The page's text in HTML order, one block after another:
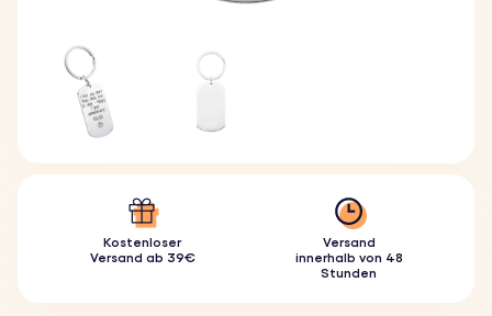
Kostenloser
Versand ab 39€
Versand
innerhalb von 48
Stunden